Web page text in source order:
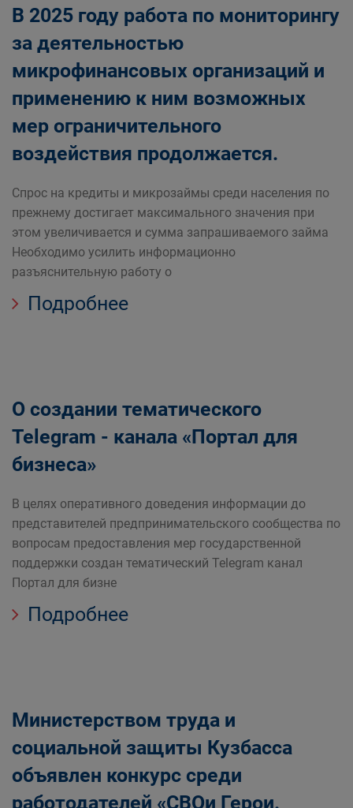
В 2025 году работа по мониторингу
за деятельностью
микрофинансовых организаций и
применению к ним возможных
мер ограничительного
воздействия продолжается.
Спрос на кредиты и микрозаймы среди населения по
прежнему достигает максимального значения при
этом увеличивается и сумма запрашиваемого займа
Необходимо усилить информационно
разъяснительную работу о
Подробнее
О создании тематического
Telegram - канала «Портал для
бизнеса»
В целях оперативного доведения информации до
представителей предпринимательского сообщества по
вопросам предоставления мер государственной
поддержки создан тематический Telegram канал
Портал для бизне
Подробнее
Министерством труда и
социальной защиты Кузбасса
объявлен конкурс среди
работодателей «СВОи Герои.